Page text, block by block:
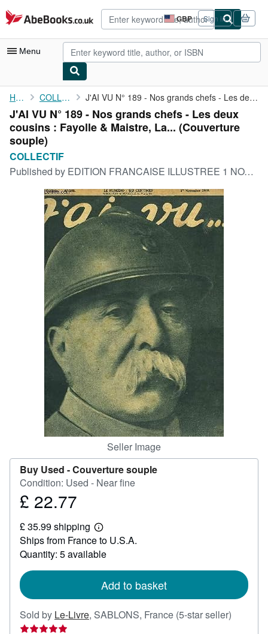
Skip to main content
AbeBooks.co.uk GBP
Site
shopping
preferences
Sign in
Menu
My Account
My Purchases
Advanced Search
Browse Collections
Art & Collectables
Textbooks
Start Selling
CLOSE
Home COLLECTIF J'AI VU N° 189 - Nos grands chefs - Les deux cousins : Fayolle &...
J'AI VU N° 189 - Nos grands chefs - Les deux
cousins : Fayolle & Maistre, La... (Couverture
souple)
COLLECTIF
Published by EDITION FRANCAISE ILLUSTREE 1 NOVEMBRE 1918, 1918
Seller Image
Buy Used -Couverture souple
Condition: Used - Near fine
Price
22.77
£ 22.77
£ 35.99 shipping
Learn
more
about
shipping
Ships from France to U.S.A.
Quantity: 5 available
Add to basket
Sold by Le-Livre, SABLONS, France (5-star seller)